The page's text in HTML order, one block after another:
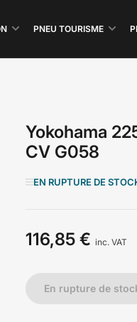
PNEU TOURISME
Yokohama
CV G058
EN RUPTURE DE
Prix
116,85 € inc. VAT
En rupture de